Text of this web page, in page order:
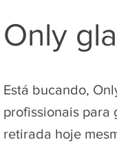
Only
Está bucando,
profissionais para
retirada hoje